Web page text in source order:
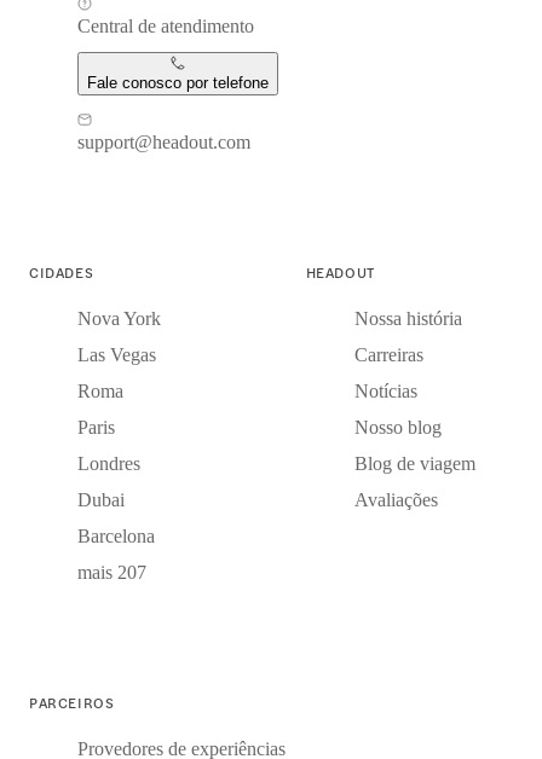
Central de atendimento
Fale conosco por telefone
support@headout.com
CIDADES
Nova York
Las Vegas
Roma
Paris
Londres
Dubai
Barcelona
mais 207
HEADOUT
Nossa história
Carreiras
Notícias
Nosso blog
Blog de viagem
Avaliações
PARCEIROS
Provedores de experiências